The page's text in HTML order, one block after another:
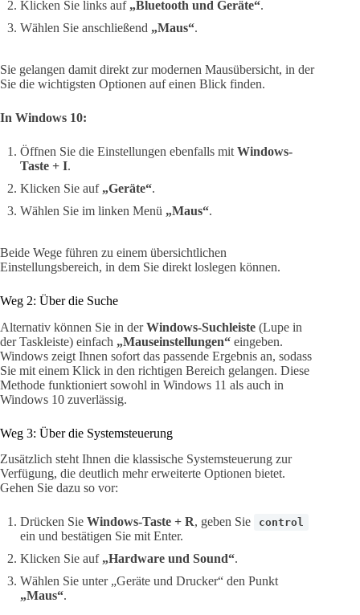
Klicken Sie links auf „Bluetooth und Geräte“.
Wählen Sie anschließend „Maus“.
Sie gelangen damit direkt zur modernen Mausübersicht, in der
Sie die wichtigsten Optionen auf einen Blick finden.
In Windows 10:
Öffnen Sie die Einstellungen ebenfalls mit Windows-
Taste + I.
Klicken Sie auf „Geräte“.
Wählen Sie im linken Menü „Maus“.
Beide Wege führen zu einem übersichtlichen
Einstellungsbereich, in dem Sie direkt loslegen können.
Weg 2: Über die Suche
Alternativ können Sie in derWindows-Suchleiste (Lupe in
der Taskleiste) einfach „Mauseinstellungen“ eingeben.
Windows zeigt Ihnen sofort das passende Ergebnis an, sodass
Sie mit einem Klick in den richtigen Bereich gelangen. Diese
Methode funktioniert sowohl in Windows 11 als auch in
Windows 10 zuverlässig.
Weg 3: Über die Systemsteuerung
Zusätzlich steht Ihnen die klassische Systemsteuerung zur
Verfügung, die deutlich mehr erweiterte Optionen bietet.
Gehen Sie dazu so vor:
Drücken Sie Windows-Taste + R, geben Sie control
ein und bestätigen Sie mit Enter.
Klicken Sie auf „Hardware und Sound“.
Wählen Sie unter „Geräte und Drucker“ den Punkt
„Maus“.